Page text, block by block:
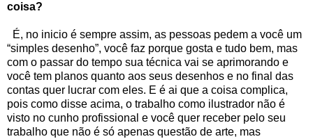
coisa?
É, no inicio é sempre assim, as pessoas pedem a você um
“simples desenho”, você faz porque gosta e tudo bem, mas
com o passar do tempo sua técnica vai se aprimorando e
você tem planos quanto aos seus desenhos e no final das
contas quer lucrar com eles. E é ai que a coisa complica,
pois como disse acima, o trabalho como ilustrador não é
visto no cunho profissional e você quer receber pelo seu
trabalho que não é só apenas questão de arte, mas